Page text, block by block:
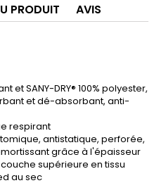
PRODUIT
AVIS
et SANY-DRY® 100% polyester,
et dé-absorbant, anti-
respirant
antistatique, perforée,
grâce à l'épaisseur
supérieure en tissu
au sec